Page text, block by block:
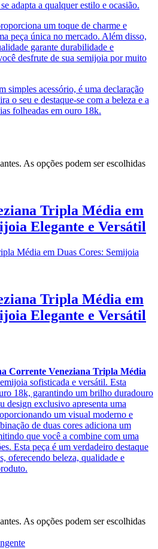
adapta a qualquer estilo e ocasião.
um toque de charme e
peça única no mercado. Além disso,
garante durabilidade e
desfrute de sua semijoia por muito
simples acessório, é uma declaração
o seu e destaque-se com a beleza e a
folheadas em ouro 18k.
As opções podem ser escolhidas
Tripla Média em
Elegante e Versátil
Tripla Média em
Elegante e Versátil
Corrente Veneziana Tripla Média
sofisticada e versátil. Esta
18k, garantindo um brilho duradouro
design exclusivo apresenta uma
um visual moderno e
de duas cores adiciona um
que você a combine com uma
Esta peça é um verdadeiro destaque
oferecendo beleza, qualidade e
As opções podem ser escolhidas